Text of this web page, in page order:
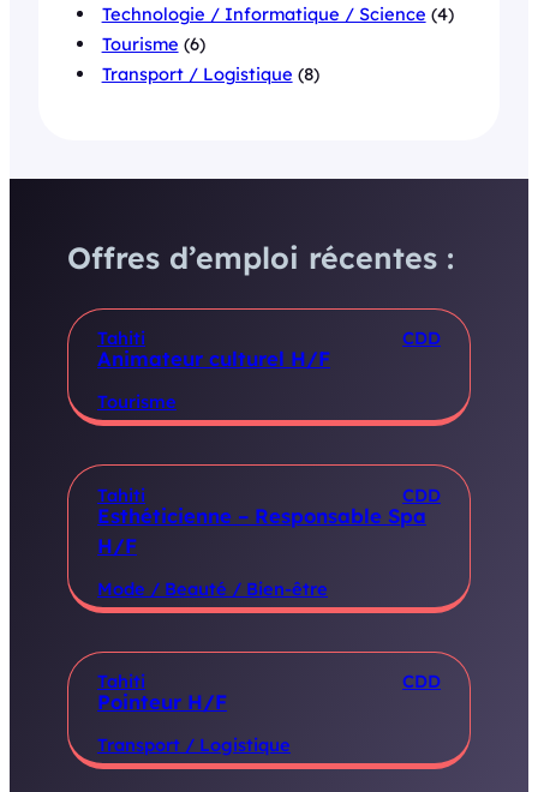
Technologie / Informatique / Science (4)
Tourisme (6)
Transport / Logistique (8)
Offres d’emploi récentes :
Tahiti CDD
Animateur culturel H/F
Tourisme
Tahiti CDD
Esthéticienne – Responsable Spa
H/F
Mode / Beauté / Bien-être
Tahiti CDD
Pointeur H/F
Transport / Logistique